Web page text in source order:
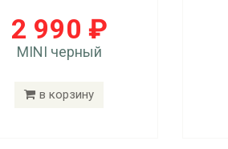
2 990 ₽
MINI черный
в корзину